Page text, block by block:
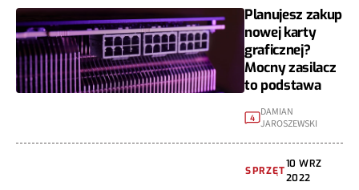
Planujesz zakup
nowej karty
graficznej?
Mocny zasilacz
to podstawa
4
DAMIAN
JAROSZEWSKI
SPRZĘT
10 WRZ
2022